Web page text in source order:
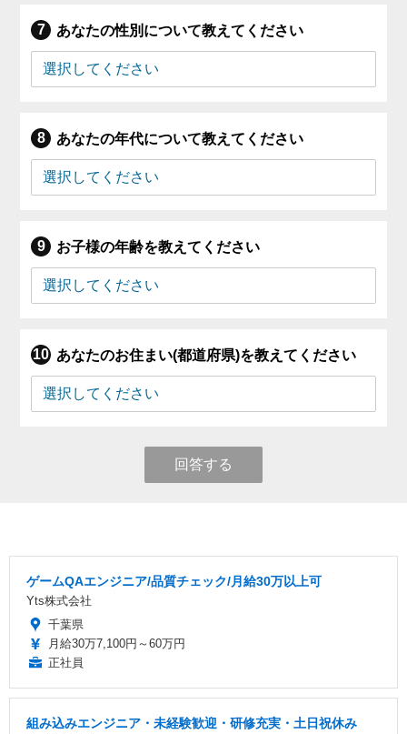
あなたの性別について教えてください
あなたの年代について教えてください
お子様の年齢を教えてください
あなたのお住まい(都道府県)を教えてください
回答する
ゲームQAエンジニア/品質チェック/月給30万以上可
Yts株式会社
千葉県
月給30万7,100円～60万円
正社員
組み込みエンジニア・未経験歓迎・研修充実・土日祝休み